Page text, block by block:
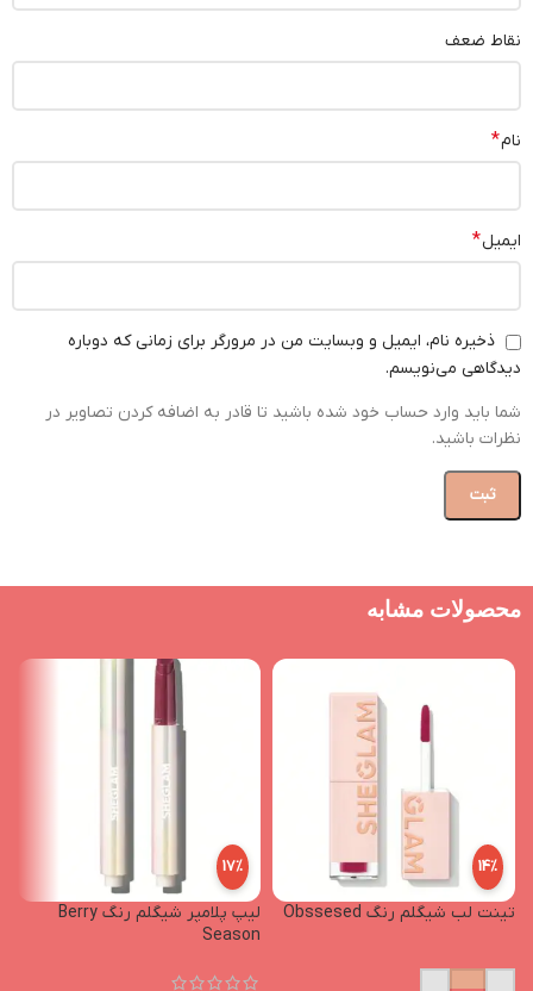
نقاط ضعف
نام*
ایمیل*
ذخیره نام، ایمیل و وبسایت من در مرورگر برای زمانی که دوباره
دیدگاهی می‌نویسم.
شما باید وارد حساب خود شده باشید تا قادر به اضافه کردن تصاویر در
نظرات باشید.
محصولات مشابه
14%
تینت لب شیگلم رنگ Obssesed
17%
لیپ پلامپر شیگلم رنگ Berry
Season